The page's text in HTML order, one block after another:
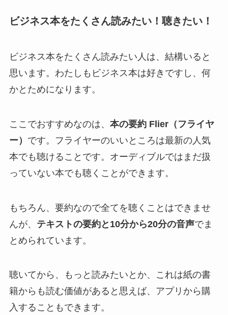
ビジネス本をたくさん読みたい！聴きたい！
ビジネス本をたくさん読みたい人は、結構いると
思います。わたしもビジネス本は好きですし、何
かとためになります。
ここでおすすめなのは、 本の要約 Flier（フライヤ
ー） です。フライヤーのいいところは最新の人気
本でも聴けることです。オーディブルではまだ扱
っていない本でも聴くことができます。
もちろん、要約なので全てを聴くことはできませ
んが、 テキストの要約と10分から20分の音声でま
とめられています。
聴いてから、もっと読みたいとか、これは紙の書
籍からも読む価値があると思えば、アプリから購
入することもできます。